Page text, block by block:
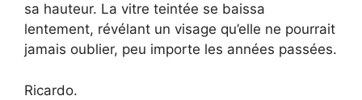
sa hauteur. La vitre teintée se baissa
lentement, révélant un visage qu’elle ne pourrait
jamais oublier, peu importe les années passées.
Ricardo.